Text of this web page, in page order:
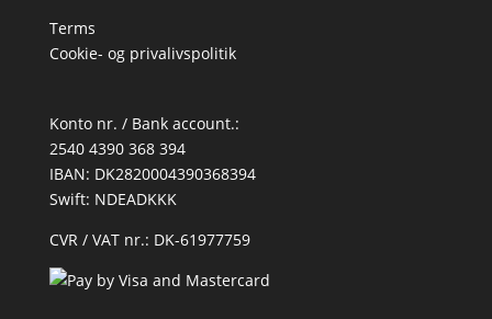
Terms
Cookie- og privalivspolitik
Konto nr. / Bank account.:
2540 4390 368 394
IBAN: DK2820004390368394
Swift: NDEADKKK
CVR / VAT nr.: DK-61977759